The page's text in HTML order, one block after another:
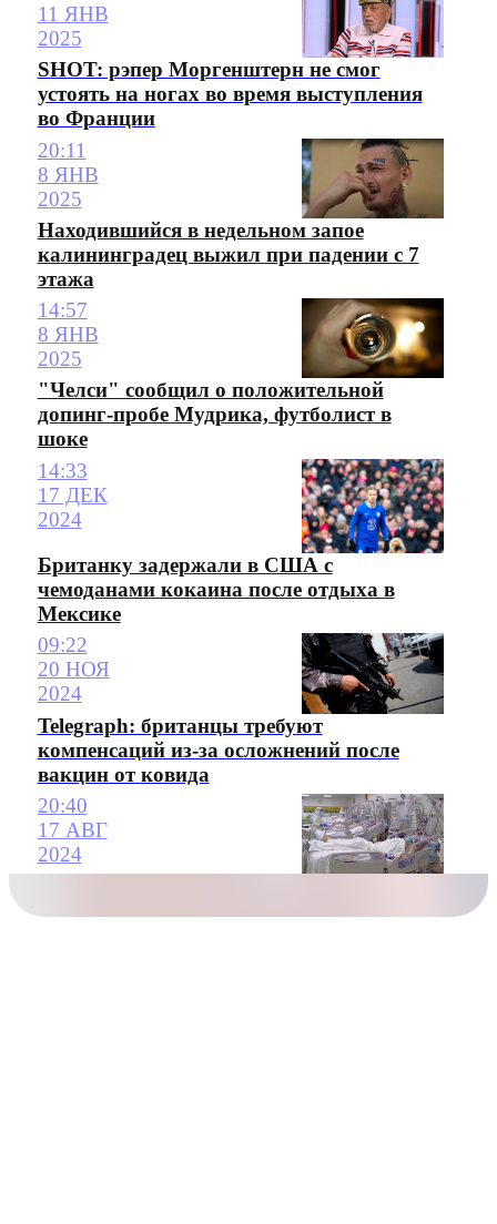
11 ЯНВ
2025
SHOT: рэпер Моргенштерн не смог
устоять на ногах во время выступления
во Франции
20:11
8 ЯНВ
2025
Находившийся в недельном запое
калининградец выжил при падении с 7
этажа
14:57
8 ЯНВ
2025
"Челси" сообщил о положительной
допинг-пробе Мудрика, футболист в
шоке
14:33
17 ДЕК
2024
Британку задержали в США с
чемоданами кокаина после отдыха в
Мексике
09:22
20 НОЯ
2024
Telegraph: британцы требуют
компенсаций из-за осложнений после
вакцин от ковида
20:40
17 АВГ
2024